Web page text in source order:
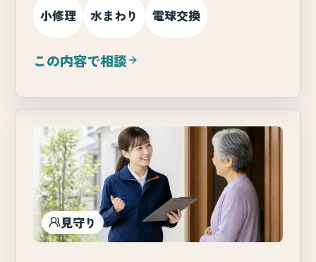
小修理 水まわり 電球交換
この内容で相談
見守り